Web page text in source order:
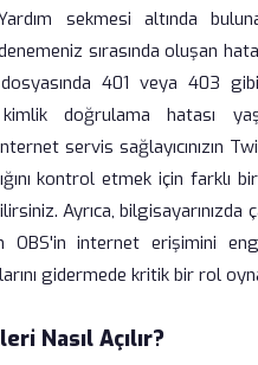
sekmesi altında
sırasında oluşan
401 veya 403
doğrulama hatası
servis sağlayıcınızın
kontrol etmek için farklı
Ayrıca, bilgisayarınızda
OBS'in internet erişimini
gidermede kritik bir rol
Nasıl Açılır?